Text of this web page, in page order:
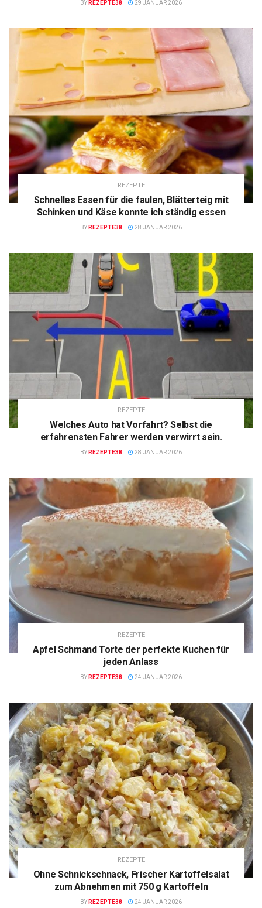
BY REZEPTE38 29 JANUAR 2026
REZEPTE
Schnelles Essen für die faulen, Blätterteig mit
Schinken und Käse konnte ich ständig essen
BY REZEPTE38 28 JANUAR 2026
REZEPTE
Welches Auto hat Vorfahrt? Selbst die
erfahrensten Fahrer werden verwirrt sein.
BY REZEPTE38 28 JANUAR 2026
REZEPTE
Apfel Schmand Torte der perfekte Kuchen für
jeden Anlass
BY REZEPTE38 24 JANUAR 2026
REZEPTE
Ohne Schnickschnack, Frischer Kartoffelsalat
zum Abnehmen mit 750 g Kartoffeln
BY REZEPTE38 24 JANUAR 2026